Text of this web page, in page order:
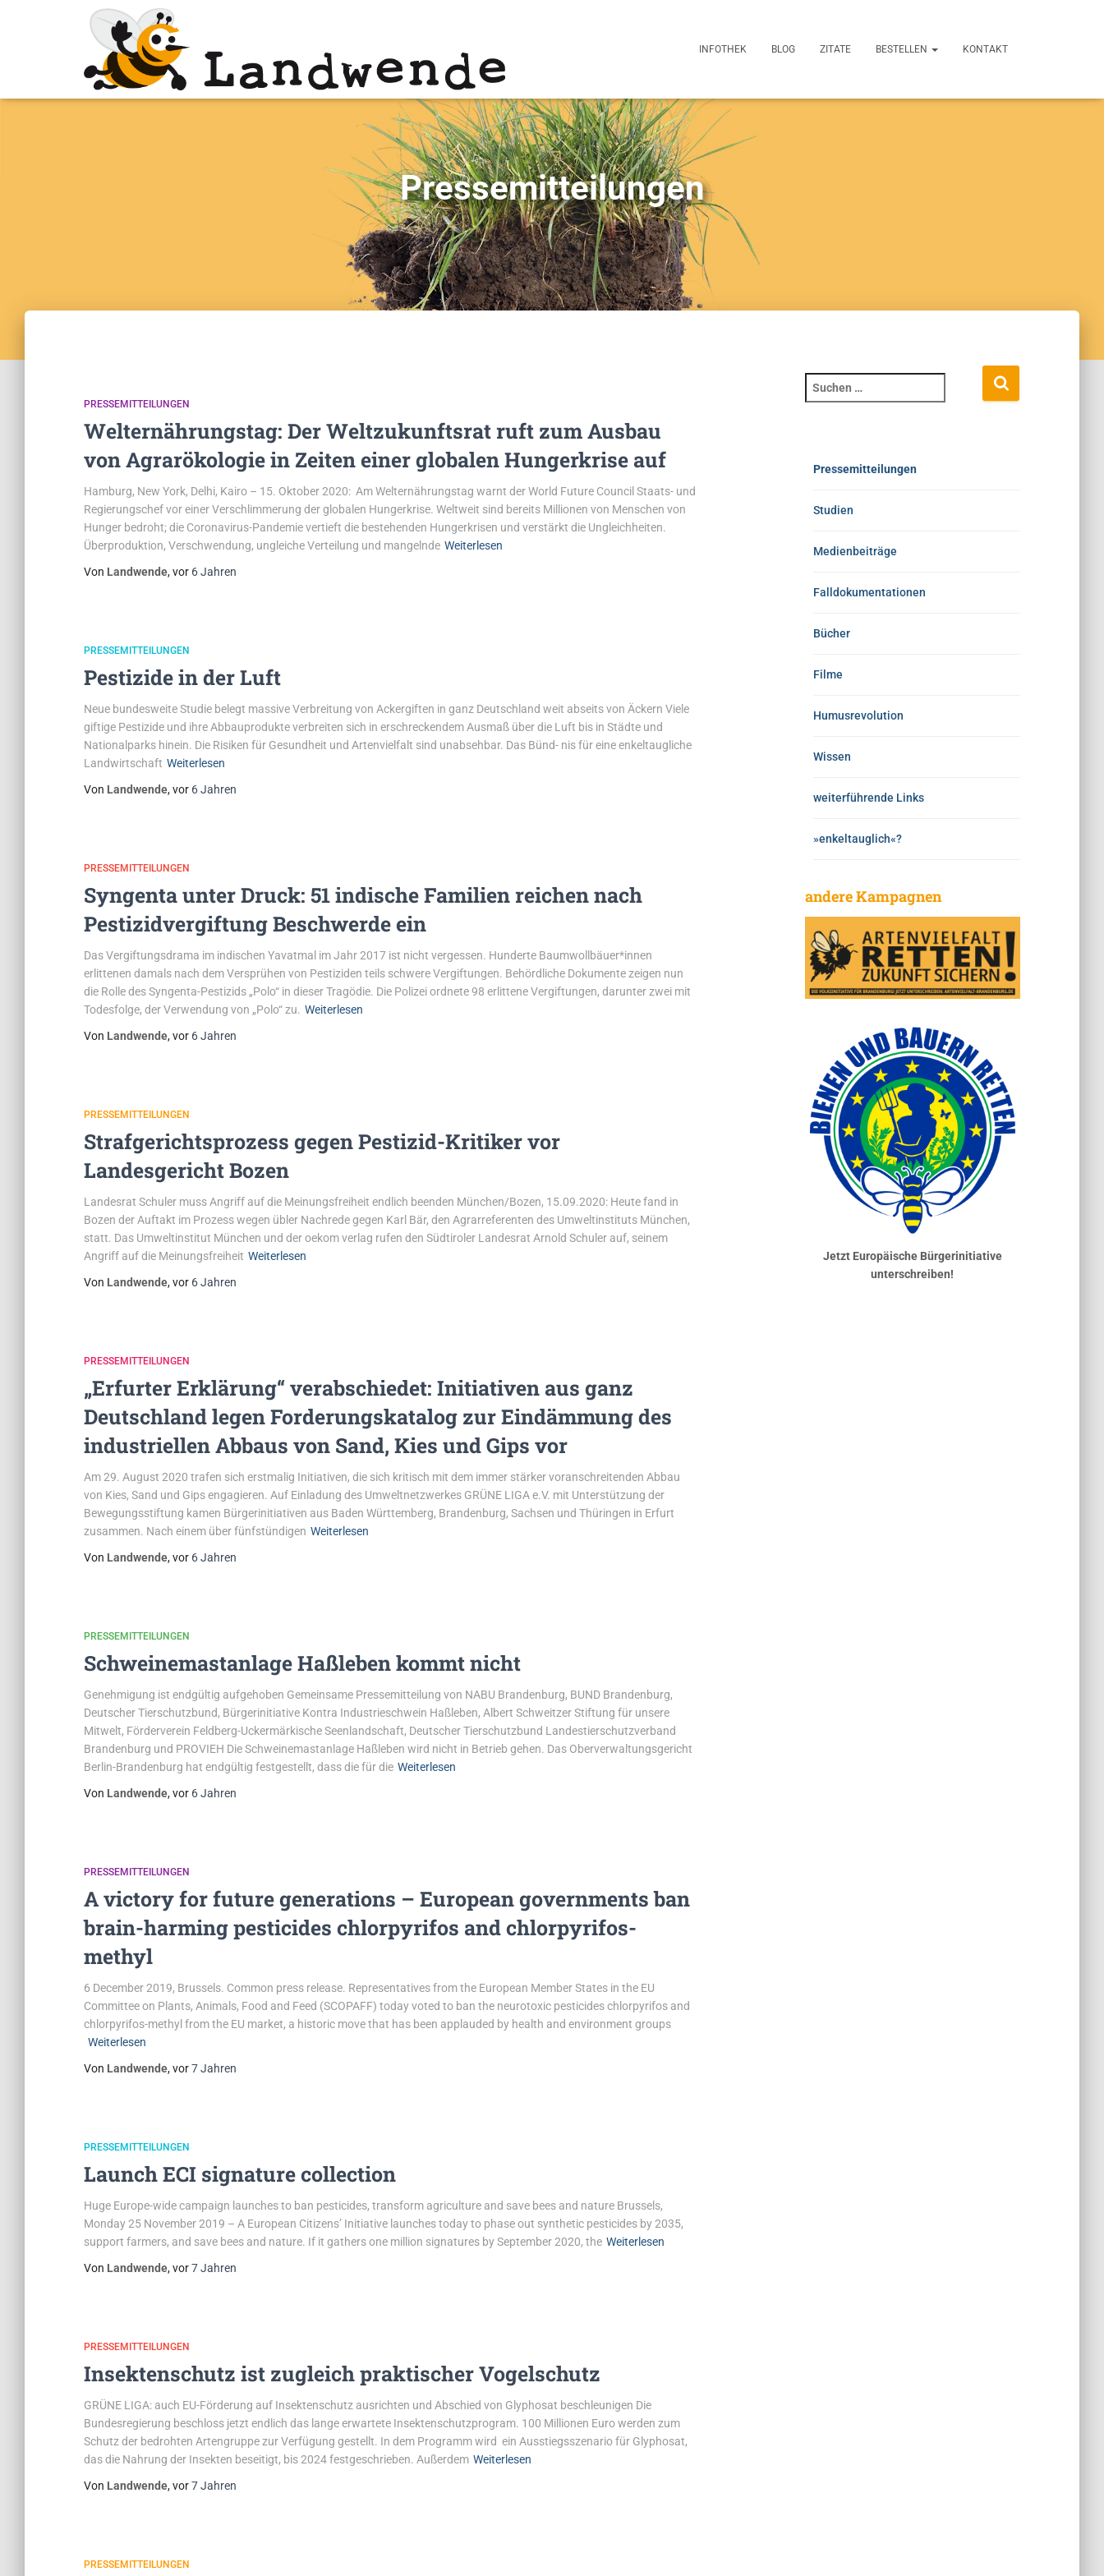
INFOTHEK BLOG ZITATE BESTELLEN KONTAKT
Pressemitteilungen
PRESSEMITTEILUNGEN
Welternährungstag: Der Weltzukunftsrat ruft zum Ausbau
von Agrarökologie in Zeiten einer globalen Hungerkrise auf
Hamburg, New York, Delhi, Kairo – 15. Oktober 2020: Am Welternährungstag warnt der World Future Council Staats- und
Regierungschef vor einer Verschlimmerung der globalen Hungerkrise. Weltweit sind bereits Millionen von Menschen von
Hunger bedroht; die Coronavirus-Pandemie vertieft die bestehenden Hungerkrisen und verstärkt die Ungleichheiten.
Überproduktion, Verschwendung, ungleiche Verteilung und mangelnde Weiterlesen
Von Landwende, vor 6 Jahren
PRESSEMITTEILUNGEN
Pestizide in der Luft
Neue bundesweite Studie belegt massive Verbreitung von Ackergiften in ganz Deutschland weit abseits von Äckern Viele
giftige Pestizide und ihre Abbauprodukte verbreiten sich in erschreckendem Ausmaß über die Luft bis in Städte und
Nationalparks hinein. Die Risiken für Gesundheit und Artenvielfalt sind unabsehbar. Das Bünd- nis für eine enkeltaugliche
Landwirtschaft Weiterlesen
Von Landwende, vor 6 Jahren
PRESSEMITTEILUNGEN
Syngenta unter Druck: 51 indische Familien reichen nach
Pestizidvergiftung Beschwerde ein
Das Vergiftungsdrama im indischen Yavatmal im Jahr 2017 ist nicht vergessen. Hunderte Baumwollbäuer*innen
erlittenen damals nach dem Versprühen von Pestiziden teils schwere Vergiftungen. Behördliche Dokumente zeigen nun
die Rolle des Syngenta-Pestizids „Polo“ in dieser Tragödie. Die Polizei ordnete 98 erlittene Vergiftungen, darunter zwei mit
Todesfolge, der Verwendung von „Polo“ zu. Weiterlesen
Von Landwende, vor 6 Jahren
PRESSEMITTEILUNGEN
Strafgerichtsprozess gegen Pestizid-Kritiker vor
Landesgericht Bozen
Landesrat Schuler muss Angriff auf die Meinungsfreiheit endlich beenden München/Bozen, 15.09.2020: Heute fand in
Bozen der Auftakt im Prozess wegen übler Nachrede gegen Karl Bär, den Agrarreferenten des Umweltinstituts München,
statt. Das Umweltinstitut München und der oekom verlag rufen den Südtiroler Landesrat Arnold Schuler auf, seinem
Angriff auf die Meinungsfreiheit Weiterlesen
Von Landwende, vor 6 Jahren
PRESSEMITTEILUNGEN
„Erfurter Erklärung“ verabschiedet: Initiativen aus ganz
Deutschland legen Forderungskatalog zur Eindämmung des
industriellen Abbaus von Sand, Kies und Gips vor
Am 29. August 2020 trafen sich erstmalig Initiativen, die sich kritisch mit dem immer stärker voranschreitenden Abbau
von Kies, Sand und Gips engagieren. Auf Einladung des Umweltnetzwerkes GRÜNE LIGA e.V. mit Unterstützung der
Bewegungsstiftung kamen Bürgerinitiativen aus Baden Württemberg, Brandenburg, Sachsen und Thüringen in Erfurt
zusammen. Nach einem über fünfstündigen Weiterlesen
Von Landwende, vor 6 Jahren
PRESSEMITTEILUNGEN
Schweinemastanlage Haßleben kommt nicht
Genehmigung ist endgültig aufgehoben Gemeinsame Pressemitteilung von NABU Brandenburg, BUND Brandenburg,
Deutscher Tierschutzbund, Bürgerinitiative Kontra Industrieschwein Haßleben, Albert Schweitzer Stiftung für unsere
Mitwelt, Förderverein Feldberg-Uckermärkische Seenlandschaft, Deutscher Tierschutzbund Landestierschutzverband
Brandenburg und PROVIEH Die Schweinemastanlage Haßleben wird nicht in Betrieb gehen. Das Oberverwaltungsgericht
Berlin-Brandenburg hat endgültig festgestellt, dass die für die Weiterlesen
Von Landwende, vor 6 Jahren
PRESSEMITTEILUNGEN
A victory for future generations – European governments ban
brain-harming pesticides chlorpyrifos and chlorpyrifos-
methyl
6 December 2019, Brussels. Common press release. Representatives from the European Member States in the EU
Committee on Plants, Animals, Food and Feed (SCOPAFF) today voted to ban the neurotoxic pesticides chlorpyrifos and
chlorpyrifos-methyl from the EU market, a historic move that has been applauded by health and environment groups
Weiterlesen
Von Landwende, vor7 Jahren
PRESSEMITTEILUNGEN
Launch ECI signature collection
Huge Europe-wide campaign launches to ban pesticides, transform agriculture and save bees and nature Brussels,
Monday 25 November 2019 – A European Citizens’ Initiative launches today to phase out synthetic pesticides by 2035,
support farmers, and save bees and nature. If it gathers one million signatures by September 2020, the Weiterlesen
Von Landwende, vor7 Jahren
PRESSEMITTEILUNGEN
Insektenschutz ist zugleich praktischer Vogelschutz
GRÜNE LIGA: auch EU-Förderung auf Insektenschutz ausrichten und Abschied von Glyphosat beschleunigen Die
Bundesregierung beschloss jetzt endlich das lange erwartete Insektenschutzprogram. 100 Millionen Euro werden zum
Schutz der bedrohten Artengruppe zur Verfügung gestellt. In dem Programm wird ein Ausstiegsszenario für Glyphosat,
das die Nahrung der Insekten beseitigt, bis 2024 festgeschrieben. Außerdem Weiterlesen
Von Landwende, vor7 Jahren
PRESSEMITTEILUNGEN
Pressemitteilungen
Studien
Medienbeiträge
Falldokumentationen
Bücher
Filme
Humusrevolution
Wissen
weiterführende Links
»enkeltauglich«?
andere Kampagnen
Jetzt Europäische Bürgerinitiative
unterschreiben!